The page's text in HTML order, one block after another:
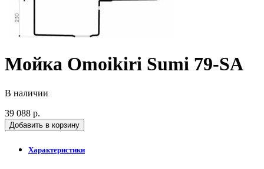
Мойка Omoikiri Sumi 79-SA
В наличии
39 088 р.
Добавить в корзину
Характеристики